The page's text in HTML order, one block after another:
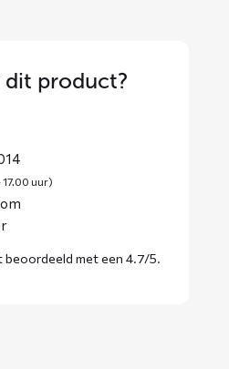
dit product?
uur)
beoordeeld met een 4.7/5.